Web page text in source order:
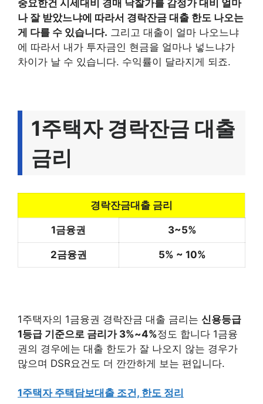
중요한건 시세대비 경매 낙찰가를 감정가 대비 얼마
나 잘 받았느냐에 따라서 경락잔금 대출 한도 나오는
게 다를 수 있습니다. 그리고 대출이 얼마 나오느냐
에 따라서 내가 투자금인 현금을 얼마나 넣느냐가
차이가 날 수 있습니다. 수익률이 달라지게 되죠.
1주택자 경락잔금 대출
금리
경락잔금대출 금리
1금융권 3~5%
2금융권 5% ~ 10%
1주택자의 1금융권 경락잔금 대출 금리는 신용등급
1등급 기준으로 금리가 3%~4%정도 합니다 1금융
권의 경우에는 대출 한도가 잘 나오지 않는 경우가
많으며 DSR요건도 더 깐깐하게 보는 편입니다.
1주택자 주택담보대출 조건, 한도 정리